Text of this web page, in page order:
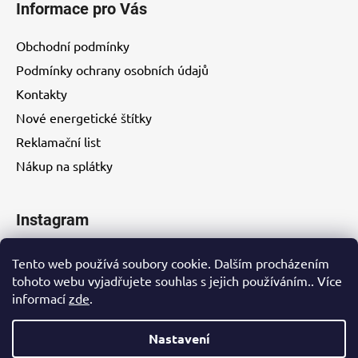
Tento web používá soubory cookie. Dalším procházením
tohoto webu vyjadřujete souhlas s jejich používáním.. Více
informací zde.
Nastavení
Informace pro Vás
Obchodní podmínky
Podmínky ochrany osobních údajů
Kontakty
Nové energetické štítky
Reklamační list
Nákup na splátky
Instagram